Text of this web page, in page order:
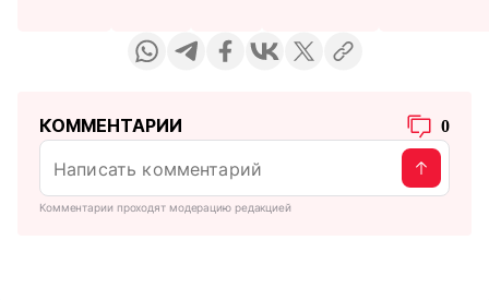
КОММЕНТАРИИ 0
Комментарии проходят модерацию редакцией